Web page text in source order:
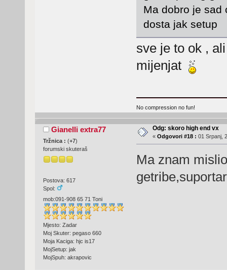
Ma dobro je sad
dosta jak setup
sve je to ok ,
mijenjat
No compression no fun!
Gianelli extra77
Tržnica : (+7)
forumski skuteraš
Postova: 617
Spol:
mob:091-908 65 71 Toni
Mjesto: Zadar
Moj Skuter: pegaso 660
Moja Kaciga: hjc is17
MojSetup: jak
MojSpuh: akrapovic
Odg: skoro high end vx
« Odgovori #18 : 01 Srpanj,
Ma znam